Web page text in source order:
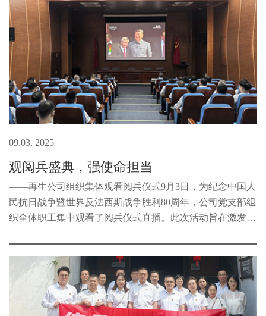
09.03, 2025
观阅兵盛典，强使命担当
——再生公司组织集体观看阅兵仪式9月3日，为纪念中国人
民抗日战争暨世界反法西斯战争胜利80周年，公司党支部组
织全体职工集中观看了阅兵仪式直播。此次活动旨在激发职